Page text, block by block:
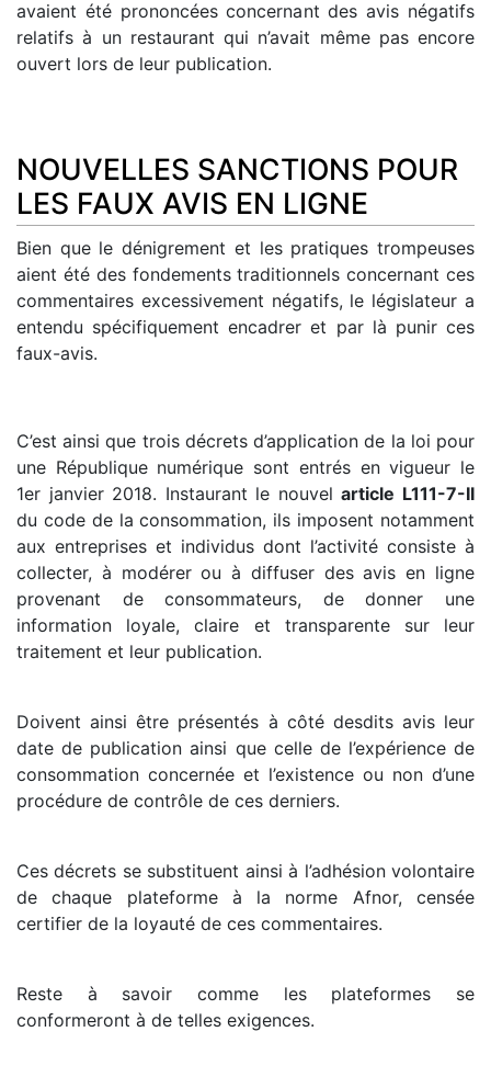
avaient été prononcées concernant des avis négatifs
relatifs à un restaurant qui n’avait même pas encore
ouvert lors de leur publication.
NOUVELLES SANCTIONS POUR
LES FAUX AVIS EN LIGNE
Bien que le dénigrement et les pratiques trompeuses
aient été des fondements traditionnels concernant ces
commentaires excessivement négatifs, le législateur a
entendu spécifiquement encadrer et par là punir ces
faux-avis.
C’est ainsi que trois décrets d’application de la loi pour
une République numérique sont entrés en vigueur le
1er janvier 2018. Instaurant le nouvelarticle L111-7-II
du code de la consommation, ils imposent notamment
aux entreprises et individus dont l’activité consiste à
collecter, à modérer ou à diffuser des avis en ligne
provenant de consommateurs, de donner une
information loyale, claire et transparente sur leur
traitement et leur publication.
Doivent ainsi être présentés à côté desdits avis leur
date de publication ainsi que celle de l’expérience de
consommation concernée et l’existence ou non d’une
procédure de contrôle de ces derniers.
Ces décrets se substituent ainsi à l’adhésion volontaire
de chaque plateforme à la norme Afnor, censée
certifier de la loyauté de ces commentaires.
Reste à savoir comme les plateformes se
conformeront à de telles exigences.